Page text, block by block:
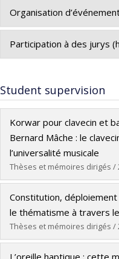
Organisation
Participation à des jurys
Student supervision
Korwar pour clavecin et
Bernard Mâche : le
l’universalité musicale
Thèses et mémoires dirigés /
Graduate :Venuti, Alice
Cycle :Master's
Grade :M. Mus.
Lien vers le document
Constitution,
le thématisme à travers
Thèses et mémoires dirigés /
Graduate :Díaz Villegas,
L’oreille haptique : cette